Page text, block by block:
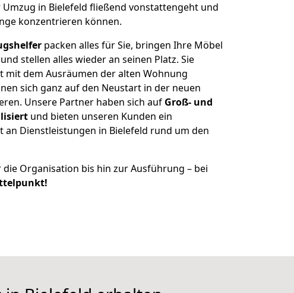
in Bielefeld fließend vonstattengeht und
konzentrieren können.
packen alles für Sie, bringen Ihre Möbel
stellen alles wieder an seinen Platz. Sie
mit dem Ausräumen der alten Wohnung
sich ganz auf den Neustart in der neuen
Unsere Partner haben sich auf Groß- und
und bieten unseren Kunden ein
an Dienstleistungen in Bielefeld rund um den
Organisation bis hin zur Ausführung – bei